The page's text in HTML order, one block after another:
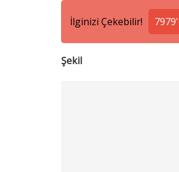
İlginizi Çekebilir!
Şekil